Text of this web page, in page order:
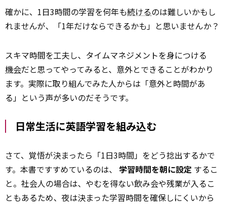
確かに、1日3時間の学習を何年も続けるのは難しいかもし
れませんが、「1年だけならできるかも」と思いませんか？
スキマ時間を工夫し、タイムマネジメントを身につける
機会だと思ってやってみると、意外とできることがわかり
ます。実際に取り組んでみた人からは「意外と時間があ
る」という声が多いのだそうです。
日常生活に英語学習を組み込む
さて、覚悟が決まったら「1日3時間」をどう捻出するかで
す。本書ですすめているのは、 学習時間を朝に設定 するこ
と。社会人の場合は、やむを得ない飲み会や残業が入るこ
ともあるため、夜は決まった学習時間を確保しにくいから